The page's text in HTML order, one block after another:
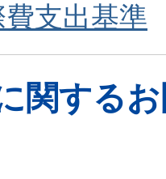
支出基準
関する